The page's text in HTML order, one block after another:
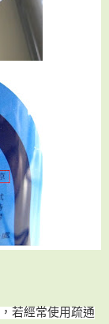
，若經常使用疏通